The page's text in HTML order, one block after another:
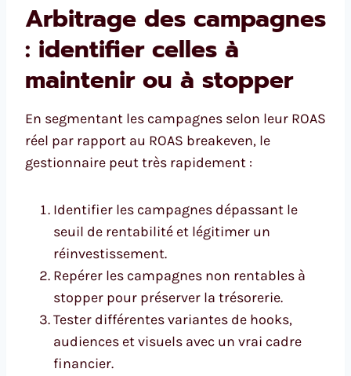
Arbitrage des campagnes
: identifier celles à
maintenir ou à stopper
En segmentant les campagnes selon leur ROAS
réel par rapport au ROAS breakeven, le
gestionnaire peut très rapidement :
Identifier les campagnes dépassant le
seuil de rentabilité et légitimer un
réinvestissement.
Repérer les campagnes non rentables à
stopper pour préserver la trésorerie.
Tester différentes variantes de hooks,
audiences et visuels avec un vrai cadre
financier.